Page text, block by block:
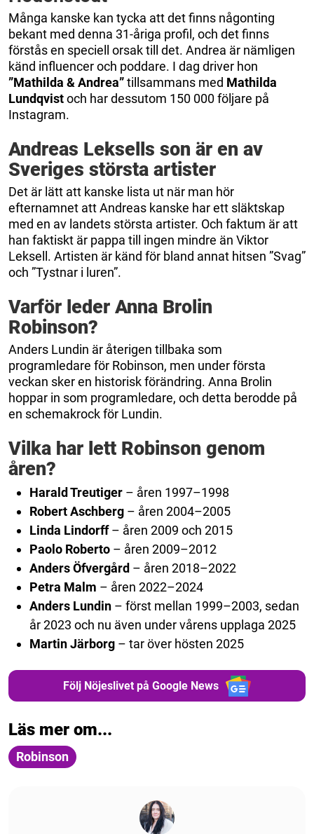
Många kanske kan tycka att det finns någonting
bekant med denna 31-åriga profil, och det finns
förstås en speciell orsak till det. Andrea är nämligen
känd influencer och poddare. I dag driver hon
”Mathilda & Andrea”tillsammans med Mathilda
Lundqvistoch har dessutom 150 000 följare på
Instagram.
Andreas Leksells son är en av
Sveriges största artister
Det är lätt att kanske lista ut när man hör
efternamnet att Andreas kanske har ett släktskap
med en av landets största artister. Och faktum är att
han faktiskt är pappa till ingen mindre än Viktor
Leksell. Artisten är känd för bland annat hitsen ”Svag”
och ”Tystnar i luren”.
Varför leder Anna Brolin
Robinson?
Anders Lundin är återigen tillbaka som
programledare för Robinson, men under första
veckan sker en historisk förändring. Anna Brolin
hoppar in som programledare, och detta berodde på
en schemakrock för Lundin.
Vilka har lett Robinson genom
åren?
Harald Treutiger – åren 1997–1998
Robert Aschberg – åren 2004–2005
Linda Lindorff– åren 2009 och 2015
Paolo Roberto – åren 2009–2012
Anders Öfvergård – åren 2018–2022
Petra Malm – åren 2022–2024
Anders Lundin – först mellan 1999–2003, sedan
år 2023 och nu även under vårens upplaga 2025
Martin Järborg – tar över hösten 2025
Följ Nöjeslivet på Google News
Läs mer om...
Robinson